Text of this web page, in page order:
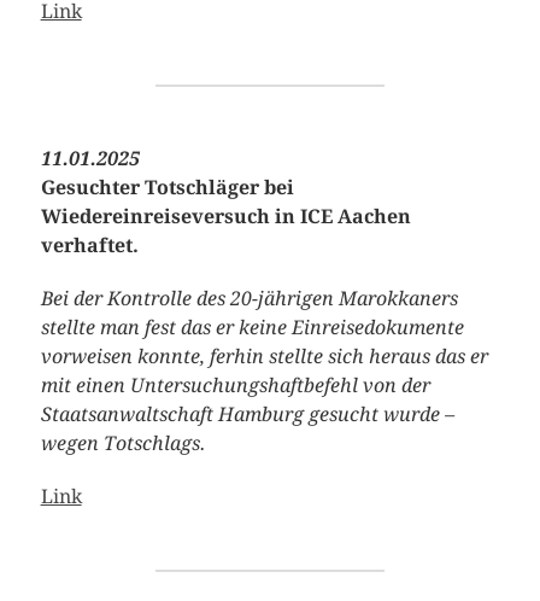
Link
11.01.2025
Gesuchter Totschläger bei
Wiedereinreiseversuch in ICE Aachen
verhaftet.
Bei der Kontrolle des 20-jährigen Marokkaners
stellte man fest das er keine Einreisedokumente
vorweisen konnte, ferhin stellte sich heraus das er
mit einen Untersuchungshaftbefehl von der
Staatsanwaltschaft Hamburg gesucht wurde –
wegen Totschlags.
Link